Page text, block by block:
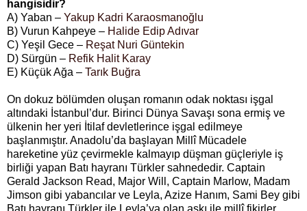
hangisidir?
A) Yaban – Yakup Kadri Karaosmanoğlu
B) Vurun Kahpeye – Halide Edip Adıvar
C) Yeşil Gece – Reşat Nuri Güntekin
D) Sürgün – Refik Halit Karay
E) Küçük Ağa – Tarık Buğra
On dokuz bölümden oluşan romanın odak noktası işgal
altındaki İstanbul’dur. Birinci Dünya Savaşı sona ermiş ve
ülkenin her yeri İtilaf devletlerince işgal edilmeye
başlanmıştır. Anadolu’da başlayan Millî Mücadele
hareketine yüz çevirmekle kalmayıp düşman güçleriyle iş
birliği yapan Batı hayranı Türkler sahnededir. Captain
Gerald Jackson Read, Major Will, Captain Marlow, Madam
Jimson gibi yabancılar ve Leyla, Azize Hanım, Sami Bey gibi
Batı hayranı Türkler ile Leyla’ya olan aşkı ile millî fikirler